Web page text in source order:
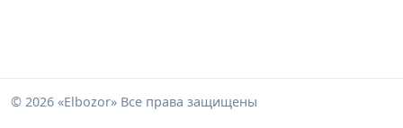
© 2026 «Elbozor» Все права защищены